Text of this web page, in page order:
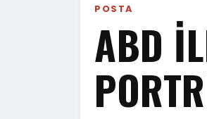
POSTA
ABD